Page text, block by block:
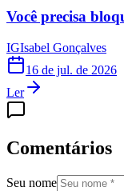
Você precisa
IGIsabel Gonçalves
16 de jul. de 2026
Ler
Comentários
Seu nome